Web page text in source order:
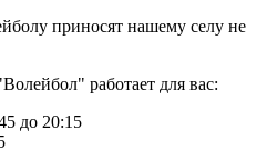
приносят нашему селу не
работает для вас:
до 20:15